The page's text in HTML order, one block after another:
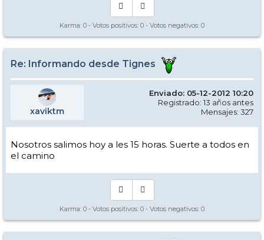
Karma: 0 - Votos positivos: 0 - Votos negativos: 0
Re: Informando desde Tignes
xaviktm
Enviado: 05-12-2012 10:20
Registrado: 13 años antes
Mensajes: 327
Nosotros salimos hoy a les 15 horas. Suerte a todos en
el camino
Karma: 0 - Votos positivos: 0 - Votos negativos: 0